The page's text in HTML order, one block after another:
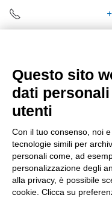
Questo sito
dati
utenti
Con il tuo consenso, noi
tecnologie simili per
personali come, ad
personalizzazione degli
alla privacy, è possibile
cookie. Clicca su